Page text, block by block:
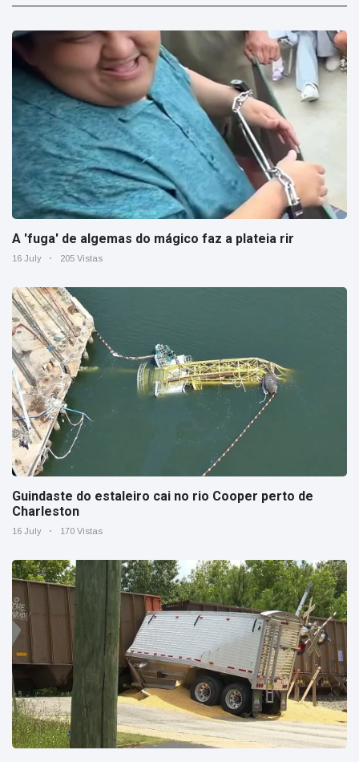
A 'fuga' de algemas do mágico faz a plateia rir
16 July 205 Vistas
Guindaste do estaleiro cai no rio Cooper perto de
Charleston
16 July 170 Vistas